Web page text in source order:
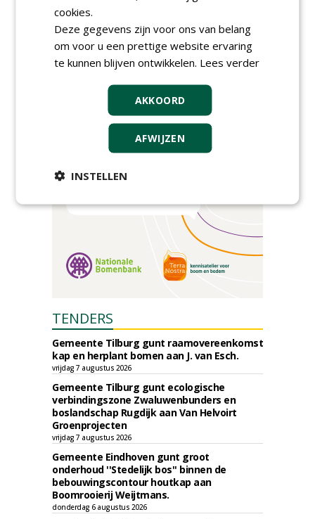
Boomverzorgersdag voor
boomprofessionals
vrijdag 9 oktober 2026
Event: De stad van de
donderdag 5 november 2026
TENDERS
Gemeente Tilburg gunt raamovereenkomst
kap en herplant bomen aan J. van Esch.
vrijdag 7 augustus 2026
Gemeente Tilburg gunt ecologische
verbindingszone Zwaluwenbunders en
boslandschap Rugdijk aan Van Helvoirt
Groenprojecten
vrijdag 7 augustus 2026
Gemeente Eindhoven gunt groot
onderhoud ''Stedelijk bos'' binnen de
bebouwingscontour houtkap aan
Boomrooierij Weijtmans.
donderdag 6 augustus 2026
cookies.
Deze gegevens zijn voor ons van belang
om voor u een prettige website ervaring
te kunnen blijven ontwikkelen. Lees verder
AKKOORD
AFWIJZEN
INSTELLEN